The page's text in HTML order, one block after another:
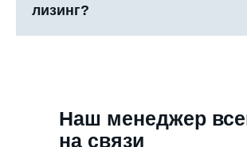
лизинг?
Наш менеджер
на связи